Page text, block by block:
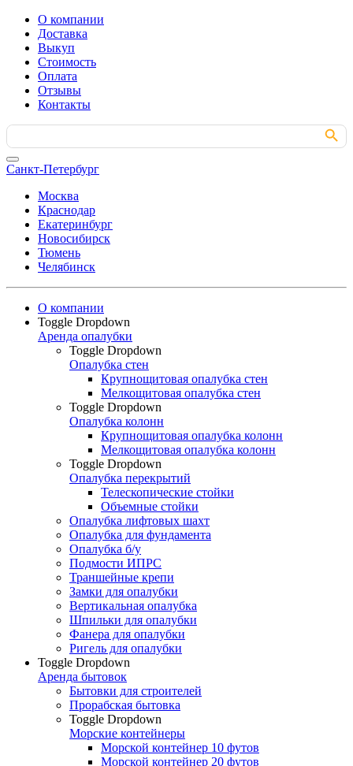
О компании
Доставка
Выкуп
Стоимость
Оплата
Отзывы
Контакты
Search
for:
Search Button
Санкт-Петербург
Москва
Краснодар
Екатеринбург
Новосибирск
Тюмень
Челябинск
О компании
Toggle Dropdown
Аренда опалубки
Toggle Dropdown
Опалубка стен
Крупнощитовая опалубка стен
Мелкощитовая опалубка стен
Toggle Dropdown
Опалубка колонн
Крупнощитовая опалубка колонн
Мелкощитовая опалубка колонн
Toggle Dropdown
Опалубка перекрытий
Телескопические стойки
Объемные стойки
Опалубка лифтовых шахт
Опалубка для фундамента
Опалубка б/у
Подмости ИПРС
Траншейные крепи
Замки для опалубки
Вертикальная опалубка
Шпильки для опалубки
Фанера для опалубки
Ригель для опалубки
Toggle Dropdown
Аренда бытовок
Бытовки для строителей
Прорабская бытовка
Toggle Dropdown
Морские контейнеры
Морской контейнер 10 футов
Морской контейнер 20 футов